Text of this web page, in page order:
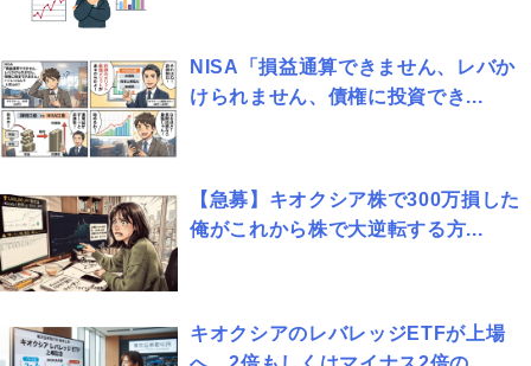
NISA「損益通算できません、レバか
けられません、債権に投資でき...
【急募】キオクシア株で300万損した
俺がこれから株で大逆転する方...
キオクシアのレバレッジETFが上場